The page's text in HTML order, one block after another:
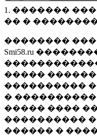
1. �������
�� �
��������
Smi58.ru
�����
����������
�
����� ����
����������
������ �